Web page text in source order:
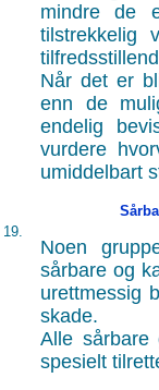
mindre de
tilstrekkelig
Når det er
enn de
endelig
vurdere
umiddelbart
19.
Noen
sårbare og
urettmessig
skade.
Alle sårbare
spesielt